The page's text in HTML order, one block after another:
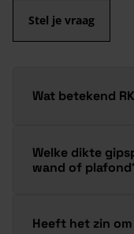
Stel je vraag
Wat betekend
Welke dikte
wand of
Heeft het zin